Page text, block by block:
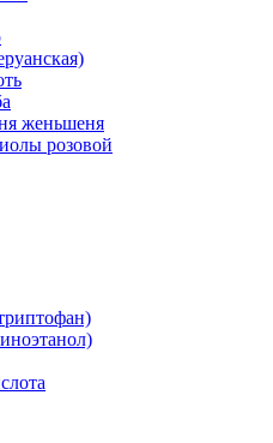
женьшеня
розовой